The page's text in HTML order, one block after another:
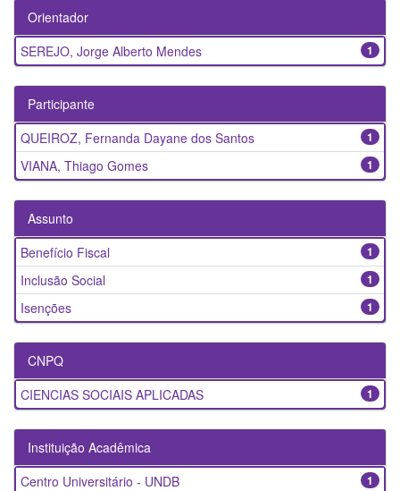
Orientador
1
SEREJO, Jorge Alberto Mendes
Participante
1
QUEIROZ, Fernanda Dayane dos Santos
1
VIANA, Thiago Gomes
Assunto
1
Benefício Fiscal
1
Inclusão Social
1
Isenções
CNPQ
1
CIENCIAS SOCIAIS APLICADAS
Instituição Acadêmica
1
Centro Universitário - UNDB